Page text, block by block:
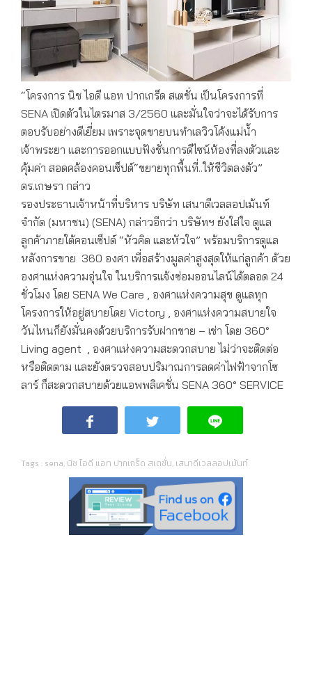
“โครงการ นิช ไอดี แอท ปากเกร็ด สเตชั่น เป็นโครงการที่
SENA เปิดตัวในไตรมาส 3/2560 และมั่นใจว่าจะได้รับการ
ตอบรับอย่างดีเยี่ยม เพราะจุดขายบนทำเลวิวโค้งแม่น้ำ
เจ้าพระยา และการออกแบบฟังชั่นการดีไซน์ห้องที่ลงตัวและ
คุ้มค่า สอดคล้องคอนเซ็ปต์“ขยายทุกพื้นที่..ให้ชีวิตลงตัว”
ดร.เกษรา กล่าว
รองประธานเจ้าหน้าที่บริหาร บริษัท เสนาดีเวลลอปเม้นท์
จำกัด (มหาชน) (SENA) กล่าวอีกว่า บริษัทฯ ยังใส่ใจ ดูแล
ลูกค้าภายใต้คอนเซ็ปต์ “หัวคิด และหัวใจ” พร้อมบริการดูแล
หลังการขาย 360 องศา เพื่อสร้างมูลค่าสูงสุดให้แก่ลูกค้า ด้วย
องศาแห่งความอุ่นใจ ในบริการแจ้งซ่อมออนไลน์ได้ตลอด 24
ชั่วโมง โดย SENA We Care , องศาแห่งความสุข ดูแลทุก
โครงการให้อยู่สบายโดย Victory , องศาแห่งความสบายใจ
วันไหนก็ยังมั่นคงด้วยบริการรับฝากขาย – เช่า โดย 360°
Living agent , องศาแห่งความสะดวกสบาย ไม่ว่าจะติดต่อ
หรือติดตาม และยังตรวจสอบปริมาณการลดค่าไฟฟ้าจากโซ
ลาร์ ก็สะดวกสบายด้วยแอพพลิเคชั่น SENA 360° SERVICE
Tags : sena, นิช ไอดี แอท ปากเกร็ด สเตชั่น, เสนาดีเวลลอปเม้นท์